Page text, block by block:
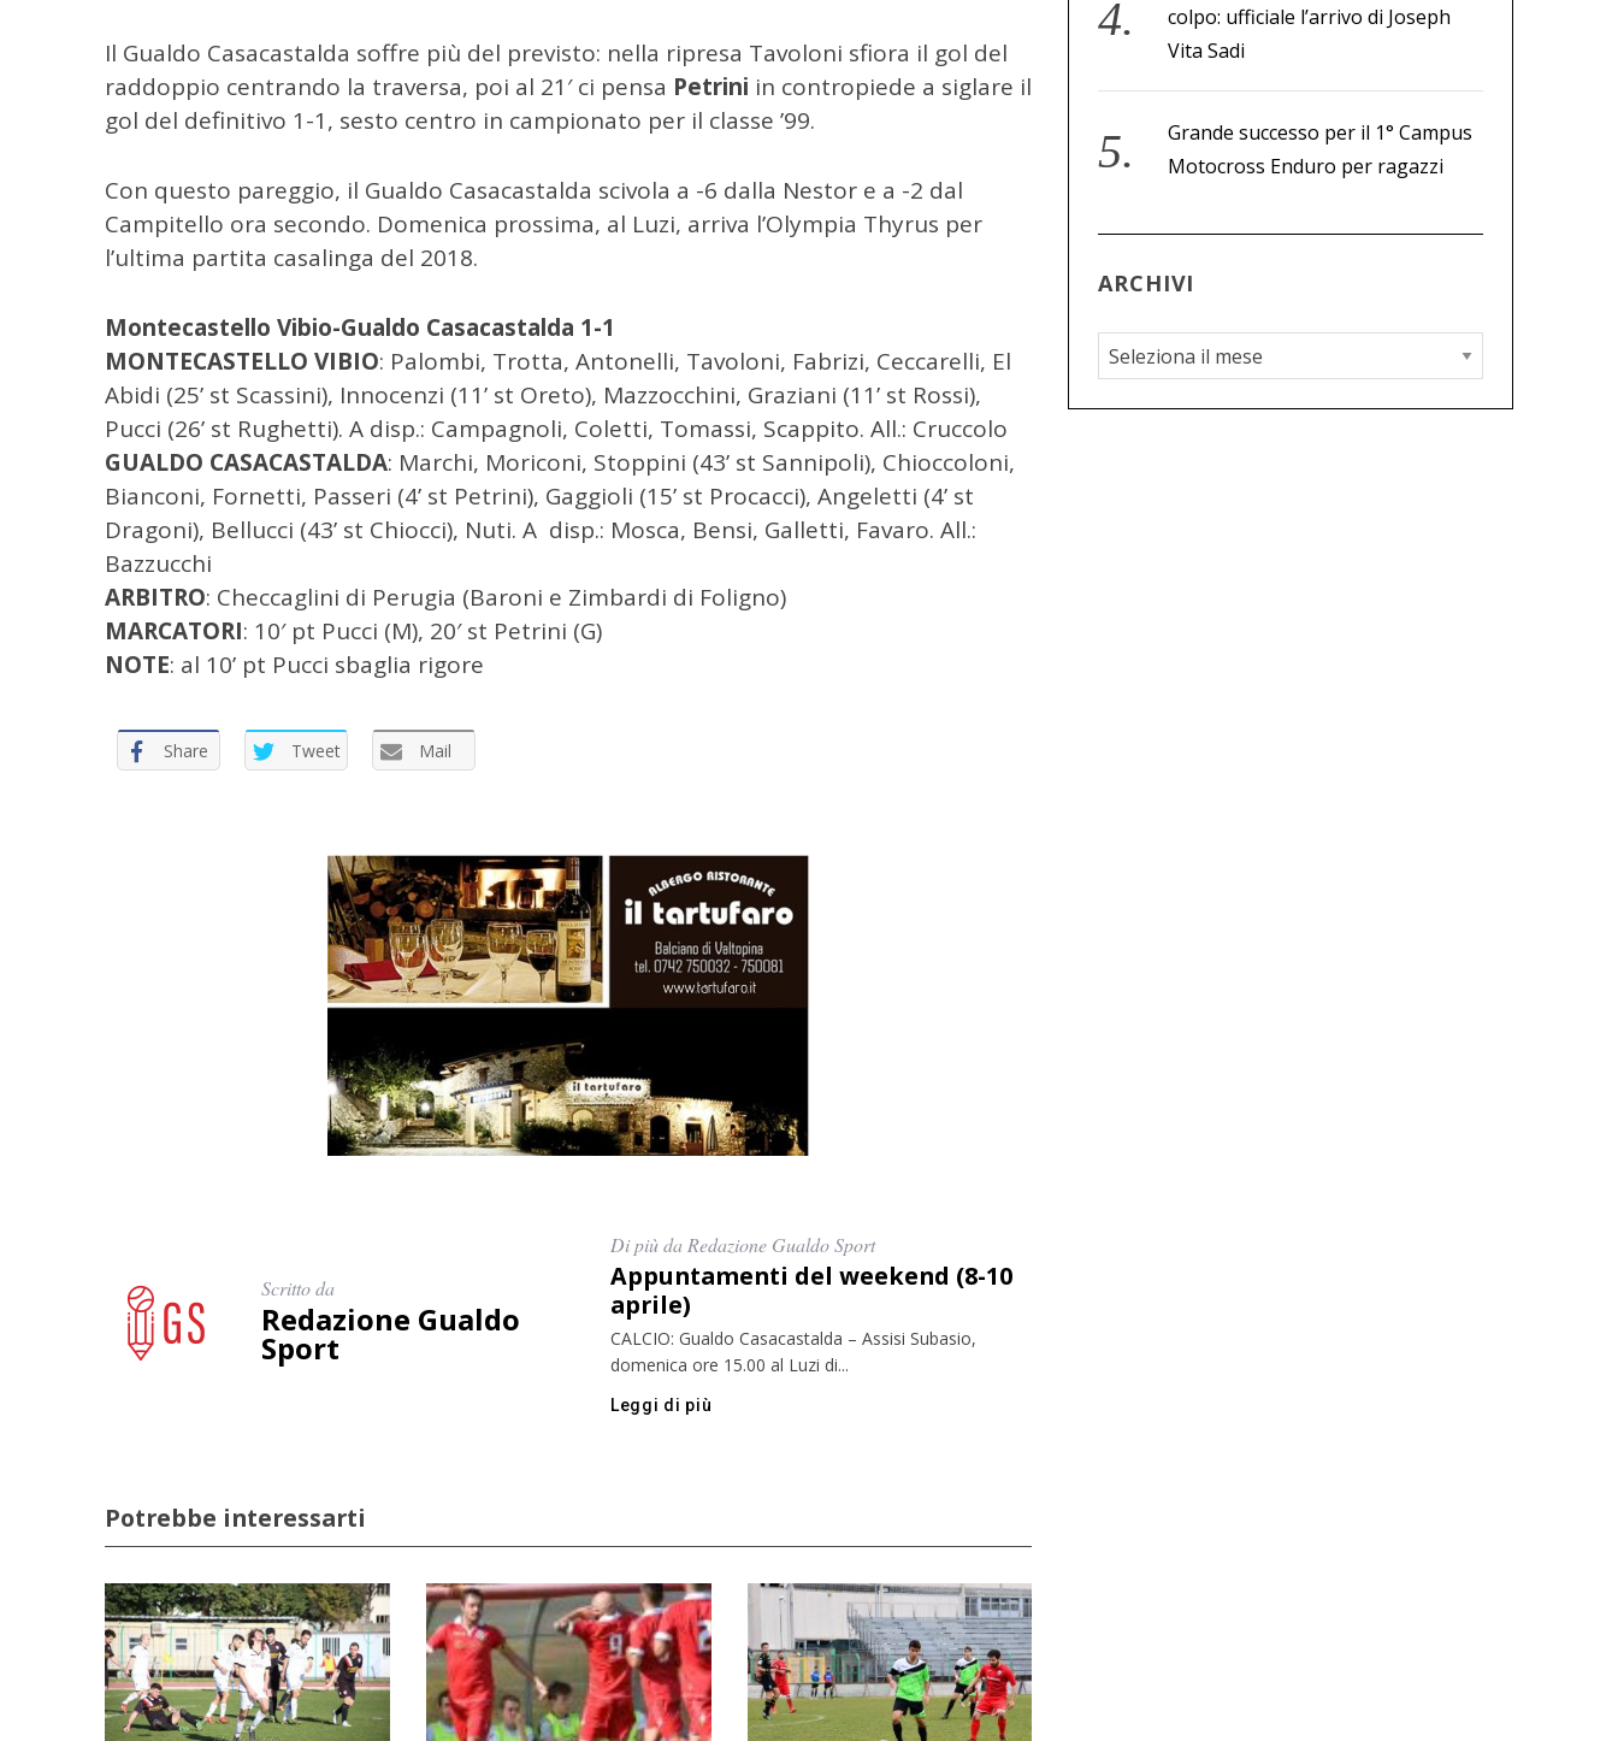
Il Gualdo Casacastalda soffre più del previsto: nella ripresa Tavoloni sfiora il gol del
raddoppio centrando la traversa, poi al 21′ ci pensa Petrini in contropiede a siglare il
gol del definitivo 1-1, sesto centro in campionato per il classe ’99.
Con questo pareggio, il Gualdo Casacastalda scivola a -6 dalla Nestor e a -2 dal
Campitello ora secondo. Domenica prossima, al Luzi, arriva l’Olympia Thyrus per
l’ultima partita casalinga del 2018.
Montecastello Vibio-Gualdo Casacastalda 1-1
MONTECASTELLO VIBIO: Palombi, Trotta, Antonelli, Tavoloni, Fabrizi, Ceccarelli, El
Abidi (25’ st Scassini), Innocenzi (11’ st Oreto), Mazzocchini, Graziani (11’ st Rossi),
Pucci (26’ st Rughetti). A disp.: Campagnoli, Coletti, Tomassi, Scappito. All.: Cruccolo
GUALDO CASACASTALDA: Marchi, Moriconi, Stoppini (43’ st Sannipoli), Chioccoloni,
Bianconi, Fornetti, Passeri (4’ st Petrini), Gaggioli (15’ st Procacci), Angeletti (4’ st
Dragoni), Bellucci (43’ st Chiocci), Nuti. A disp.: Mosca, Bensi, Galletti, Favaro. All.:
Bazzucchi
ARBITRO: Checcaglini di Perugia (Baroni e Zimbardi di Foligno)
MARCATORI: 10′ pt Pucci (M), 20′ st Petrini (G)
NOTE: al 10’ pt Pucci sbaglia rigore
Share Tweet Mail
Scritto da
Redazione Gualdo
Sport
Di più da Redazione Gualdo Sport
Appuntamenti del weekend (8-10
aprile)
CALCIO: Gualdo Casacastalda – Assisi Subasio,
domenica ore 15.00 al Luzi di...
Leggi di più
Potrebbe interessarti
colpo: ufficiale l’arrivo di Joseph
Vita Sadi
Grande successo per il 1° Campus
Motocross Enduro per ragazzi
ARCHIVI
A
r
c
C
e
a
p
e